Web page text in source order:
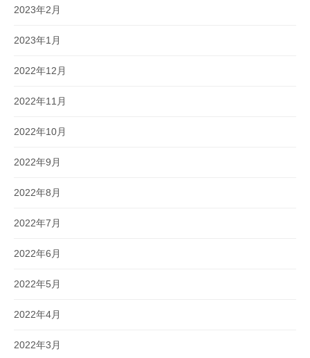
2023年2月
2023年1月
2022年12月
2022年11月
2022年10月
2022年9月
2022年8月
2022年7月
2022年6月
2022年5月
2022年4月
2022年3月